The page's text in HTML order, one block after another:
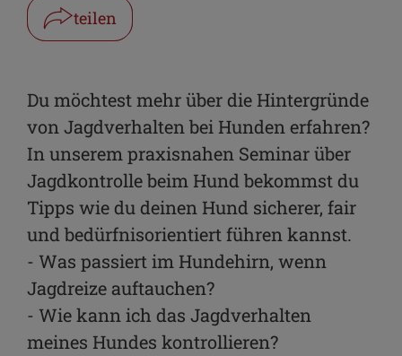
teilen
WhatsApp
Link kopieren
E-Mail
Du möchtest mehr über die Hintergründe
von Jagdverhalten bei Hunden erfahren?
In unserem praxisnahen Seminar über
Jagdkontrolle beim Hund bekommst du
Tipps wie du deinen Hund sicherer, fair
und bedürfnisorientiert führen kannst.
- Was passiert im Hundehirn, wenn
Jagdreize auftauchen?
- Wie kann ich das Jagdverhalten
meines Hundes kontrollieren?